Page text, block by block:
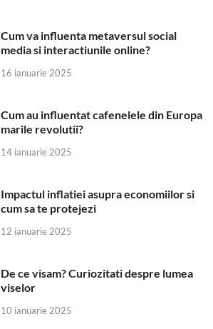
Cum va influenta metaversul social
media si interactiunile online?
16 ianuarie 2025
Cum au influentat cafenelele din Europa
marile revolutii?
14 ianuarie 2025
Impactul inflatiei asupra economiilor si
cum sa te protejezi
12 ianuarie 2025
De ce visam? Curiozitati despre lumea
viselor
10 ianuarie 2025